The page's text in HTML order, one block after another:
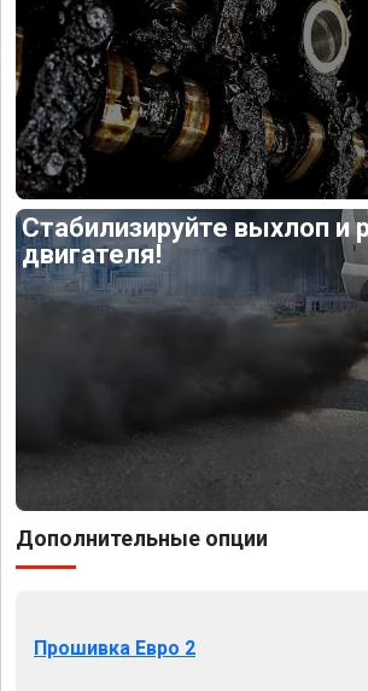
Стабилизируйте выхлоп и
двигателя!
Дополнительные опции
Прошивка Евро 2